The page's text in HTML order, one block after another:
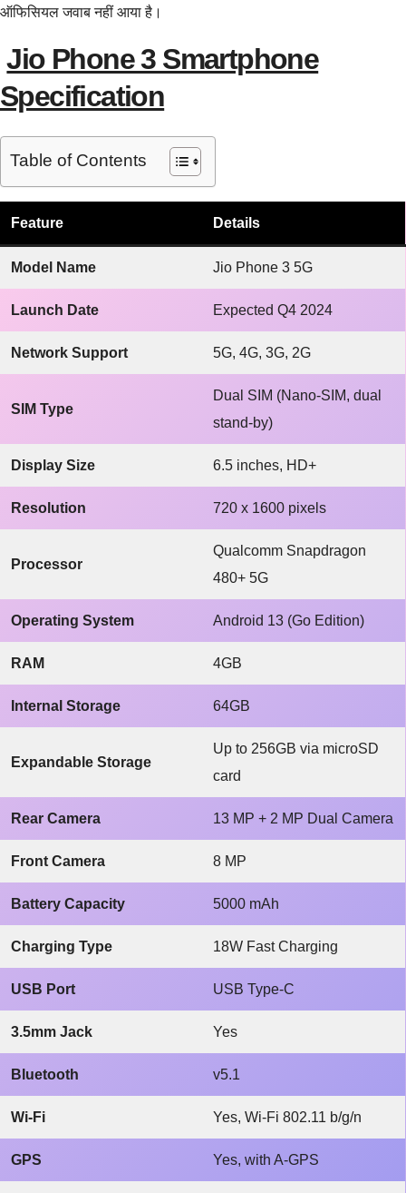
ऑफिसियल जवाब नहीं आया है।
Jio Phone 3 Smartphone
Specification
Table of Contents
Feature Details
Model Name Jio Phone 3 5G
Launch Date Expected Q4 2024
Network Support 5G, 4G, 3G, 2G
SIM Type
Dual SIM (Nano-SIM, dual
stand-by)
Display Size 6.5 inches, HD+
Resolution 720 x 1600 pixels
Processor
Qualcomm Snapdragon
480+ 5G
Operating System Android 13 (Go Edition)
RAM 4GB
Internal Storage 64GB
Expandable Storage
Up to 256GB via microSD
card
Rear Camera 13 MP + 2 MP Dual Camera
Front Camera 8 MP
Battery Capacity 5000 mAh
Charging Type 18W Fast Charging
USB Port USB Type-C
3.5mm Jack Yes
Bluetooth v5.1
Wi-Fi Yes, Wi-Fi 802.11 b/g/n
GPS Yes, with A-GPS